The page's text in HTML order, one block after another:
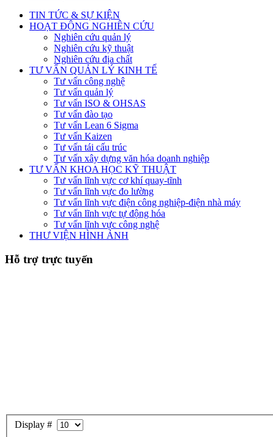
TIN TỨC & SỰ KIỆN
HOẠT ĐỘNG NGHIÊN CỨU
Nghiên cứu quản lý
Nghiên cứu kỹ thuật
Nghiên cứu địa chất
TƯ VẤN QUẢN LÝ KINH TẾ
Tư vấn công nghệ
Tư vấn quản lý
Tư vấn ISO & OHSAS
Tư vấn đào tạo
Tư vấn Lean 6 Sigma
Tư vấn Kaizen
Tư vấn tái cấu trúc
Tư vấn xây dựng văn hóa doanh nghiệp
TƯ VẤN KHOA HỌC KỸ THUẬT
Tư vấn lĩnh vực cơ khí quay-tĩnh
Tư vấn lĩnh vực đo lường
Tư vấn lĩnh vực điện công nghiệp-điện nhà máy
Tư vấn lĩnh vực tự động hóa
Tư vấn lĩnh vực công nghệ
THƯ VIỆN HÌNH ẢNH
Hỗ trợ trực tuyến
Display #